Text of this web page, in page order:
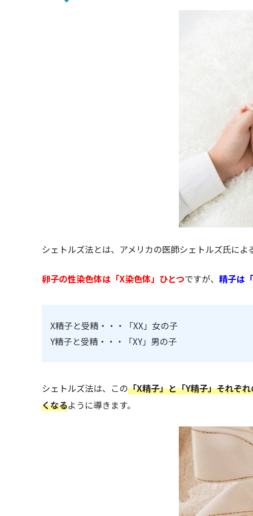
シェトルズ法とは、アメリカの医師シェトルズ氏によ
卵子の性染色体は「X染色体」ひとつですが、 精子は
X精子と受精・・・「XX」女の子
Y精子と受精・・・「XY」男の子
シェトルズ法は、この「X精子」と「Y精子」それぞ
くなるように導きます。